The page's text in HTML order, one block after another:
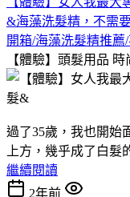
&海藻洗髮精，不需
開箱/海藻洗髮精推
【體驗】頭髮用品 時
過了35歲，我也開始
上方，幾乎成了白髮
繼續閱讀
2年前